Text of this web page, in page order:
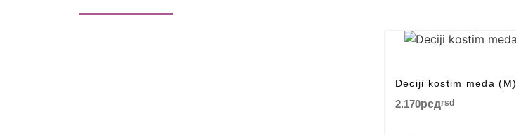
Deciji kostim meda (M)
2.170рсдrsd